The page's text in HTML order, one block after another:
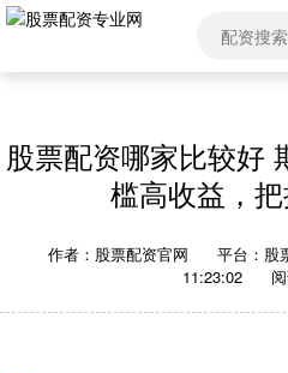
股票配资哪家比较好
槛高收益，
作者：股票配资官网 平台：股
11:23:02